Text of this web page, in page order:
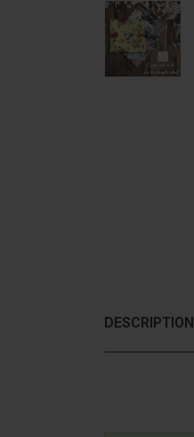
DESCRIPTION